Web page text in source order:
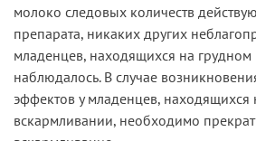
молоко следовых количеств
препарата, никаких других
младенцев, находящихся на
наблюдалось. В случае
эффектов у младенцев, находящихся
вскармливании, необходимо